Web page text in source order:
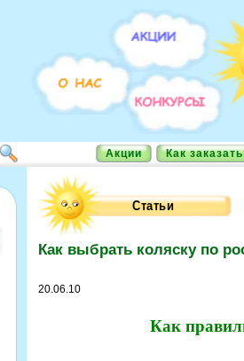
Акции Как
Как выбрать коляску по
20.06.10
Как